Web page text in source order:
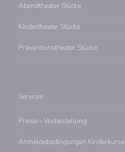
Abendtheater Stücke
Kindertheater Stücke
Präventionstheater Stücke
Services
Preise – Vorbestellung
Anmeldebedingungen Kinderkurse